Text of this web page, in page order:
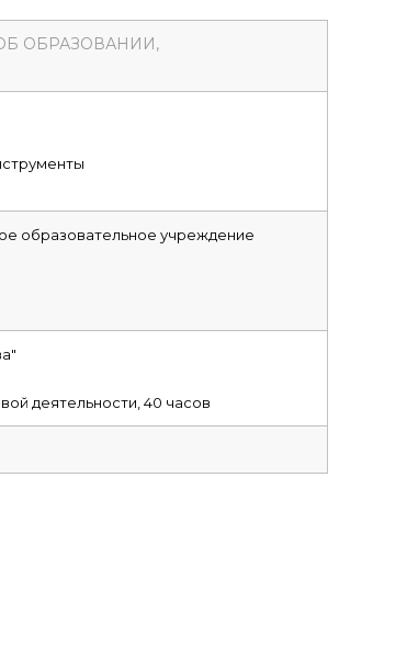
ОБРАЗОВАНИИ,
образовательное учреждение
деятельности, 40 часов